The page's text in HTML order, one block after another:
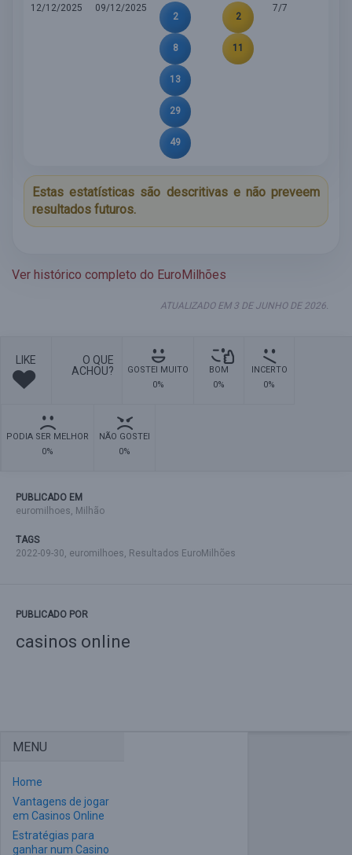
12/12/2025
09/12/2025
2
8
13
29
49
2
11
7/7
Estas estatísticas são descritivas e não preveem
resultados futuros.
Ver histórico completo do EuroMilhões
ATUALIZADO EM 3 DE JUNHO DE 2026.
LIKE
O QUE
ACHOU?
GOSTEI MUITO
0%
BOM
0%
INCERTO
0%
PODIA SER MELHOR
0%
NÃO GOSTEI
0%
PUBLICADO EM
euromilhoes, Milhão
TAGS
2022-09-30, euromilhoes, Resultados EuroMilhões
PUBLICADO POR
casinos online
MENU
Home
Vantagens de jogar
em Casinos Online
Estratégias para
ganhar num Casino